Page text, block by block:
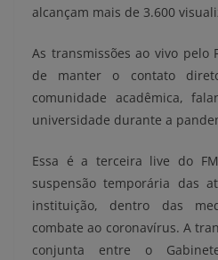
alcançam mais de 3.600
As transmissões ao vivo pelo
de manter o contato
comunidade acadêmica,
universidade durante a
Essa é a terceira live do
suspensão temporária das
instituição, dentro das
combate ao coronavírus. A
conjunta entre o